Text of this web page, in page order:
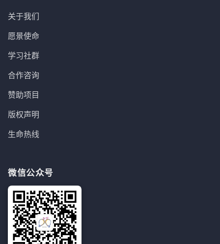
关于我们
愿景使命
学习社群
合作咨询
赞助项目
版权声明
生命热线
微信公众号